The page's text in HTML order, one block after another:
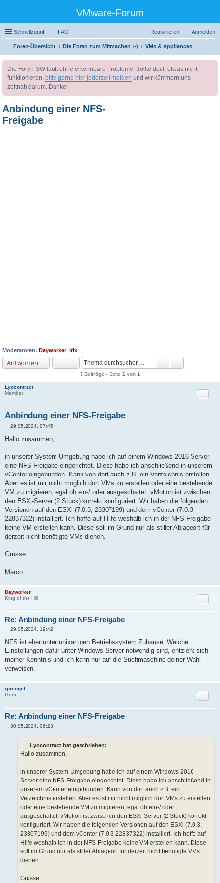
VMware-Forum
Schnellzugriff FAQ Anmelden
Registrieren
Foren-Übersicht Die Foren zum Mitmachen :-)
VMs & Appliances
Die Foren-SW läuft ohne erkennbare Probleme. Sollte doch etwas nicht
funktionieren, bitte gerne hier jederzeit melden und wir kümmern uns
zeitnah darum. Danke!
Anbindung einer NFS-
Freigabe
Moderatoren: Dayworker, irix
Antworten
7 Beiträge • Seite 1 von 1
Lyocontract
Member
Anbindung einer NFS-Freigabe
Zitat
e
i
a
g
29.05.2024, 07:45
Hallo zusammen,
in unserer System-Umgebung habe ich auf einem Windows 2016 Server
eine NFS-Freigabe eingerichtet. Diese habe ich anschließend in unserem
vCenter eingebunden. Kann von dort auch z.B. ein Verzeichnis erstellen.
Aber es ist mir nicht möglich dort VMs zu erstellen oder eine bestehende
VM zu migrieren, egal ob ein-/ oder ausgeschaltet. vMotion ist zwischen
den ESXi-Server (2 Stück) korrekt konfiguriert. Wir haben die folgenden
Versionen auf den ESXi (7.0.3, 23307199) und dem vCenter (7.0.3
22837322) installiert. Ich hoffe auf Hilfe weshalb ich in der NFS-Freigabe
keine VM erstellen kann. Diese soll im Grund nur als stiller Ablageort für
derzeit nicht benötigte VMs dienen.
Grüsse
Marco
Dayworker
King of the Hill
Re: Anbindung einer NFS-Freigabe
Zitat
e
i
t
a
g
29.05.2024, 19:42
NFS ist eher unter unixartigen Betriebssystem Zuhause. Welche
Einstellungen dafür unter Windows Server notwendig sind, entzieht sich
meiner Kenntnis und ich kann nur auf die Suchmaschine deiner Wahl
verweisen.
rprengel
Guru
Re: Anbindung einer NFS-Freigabe
Zitat
30.05.2024, 06:23
Lyocontract hat geschrieben:
Hallo zusammen,
in unserer System-Umgebung habe ich auf einem Windows 2016
Server eine NFS-Freigabe eingerichtet. Diese habe ich anschließend in
unserem vCenter eingebunden. Kann von dort auch z.B. ein
Verzeichnis erstellen. Aber es ist mir nicht möglich dort VMs zu erstellen
oder eine bestehende VM zu migrieren, egal ob ein-/ oder
ausgeschaltet. vMotion ist zwischen den ESXi-Server (2 Stück) korrekt
konfiguriert. Wir haben die folgenden Versionen auf den ESXi (7.0.3,
23307199) und dem vCenter (7.0.3 22837322) installiert. Ich hoffe auf
Hilfe weshalb ich in der NFS-Freigabe keine VM erstellen kann. Diese
soll im Grund nur als stiller Ablageort für derzeit nicht benötigte VMs
dienen.
Grüsse